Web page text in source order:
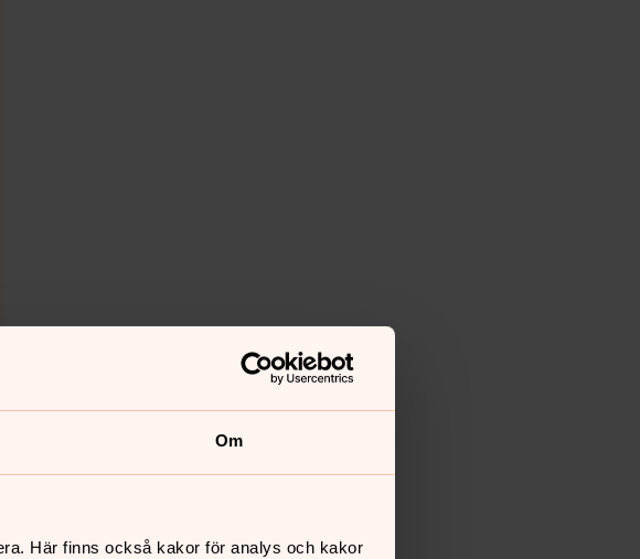
Om
Här finns också kakor för analys och kakor